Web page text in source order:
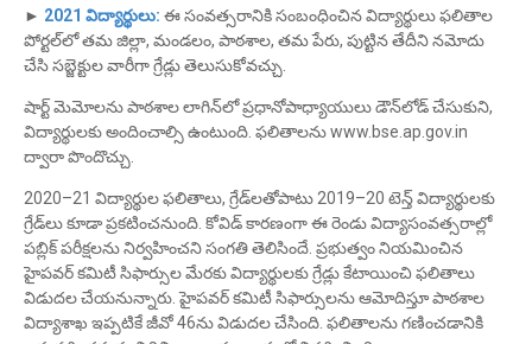
► 2021 విద్యార్థులు: ఈ సంవత్సరానికి సంబంధించిన విద్యార్థులు ఫలితాల
పోర్టల్‌లో తమ జిల్లా, మండలం, పాఠశాల, తమ పేరు, పుట్టిన తేదీని నమోదు
చేసి సబ్జెక్టుల వారీగా గ్రేడ్లు తెలుసుకోవచ్చు.
షార్ట్‌ మెమోలను పాఠశాల లాగిన్‌లో ప్రధానోపాధ్యాయులు డౌన్‌లోడ్‌ చేసుకుని,
విద్యార్థులకు అందించాల్సి ఉంటుంది. ఫలితాలను www.bse.ap.gov.in
ద్వారా పొందొచ్చు.
2020–21 విద్యార్థుల ఫలితాలు, గ్రేడ్‌లతోపాటు 2019–20 టెన్త్‌ విద్యార్థులకు
గ్రేడ్‌లు కూడా ప్రకటించనుంది. కోవిడ్‌ కారణంగా ఈ రెండు విద్యాసంవత్సరాల్లో
పబ్లిక్‌ పరీక్షలను నిర్వహించని సంగతి తెలిసిందే. ప్రభుత్వం నియమించిన
హైపవర్‌ కమిటీ సిఫార్సుల మేరకు విద్యార్థులకు గ్రేడ్లు కేటాయించి ఫలితాలు
విడుదల చేయనున్నారు. హైపవర్‌ కమిటీ సిఫార్సులను ఆమోదిస్తూ పాఠశాల
విద్యాశాఖ ఇప్పటికే జీవో 46ను విడుదల చేసింది. ఫలితాలను గణించడానికి